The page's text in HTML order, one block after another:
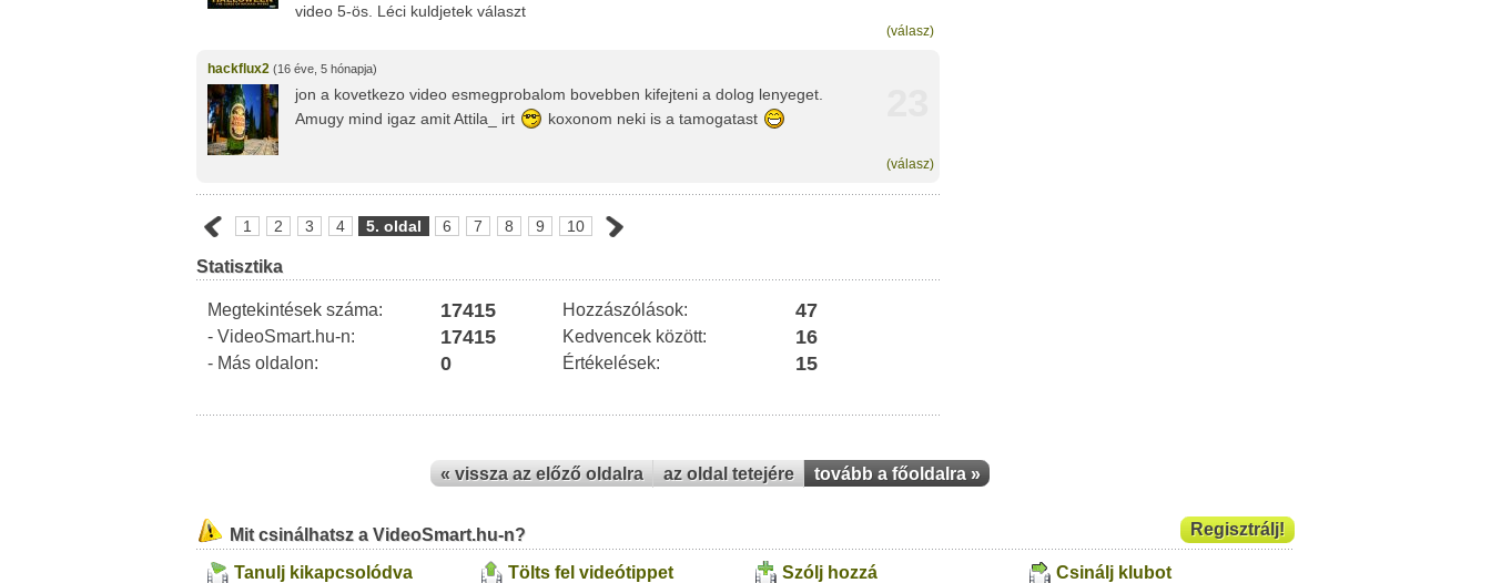
video 5-ös. Léci kuldjetek választ
(válasz)
hackflux2 (16 éve, 5 hónapja)
jon a kovetkezo video esmegprobalom bovebben kifejteni a dolog lenyeget.
Amugy mind igaz amit Attila_ irt
koxonom neki is a tamogatast
(válasz)
1 2 3 4 5. oldal 6 7 8 9 10
Statisztika
Megtekintések száma: 17415 Hozzászólások: 47
- VideoSmart.hu-n: 17415 Kedvencek között: 16
- Más oldalon: 0 Értékelések: 15
« vissza az előző oldalra az oldal tetejére tovább a főoldalra »
Regisztrálj!
Mit csinálhatsz a VideoSmart.hu-n?
Tanulj kikapcsolódva
Tölts fel videótippet Szólj hozzá Csinálj klubot